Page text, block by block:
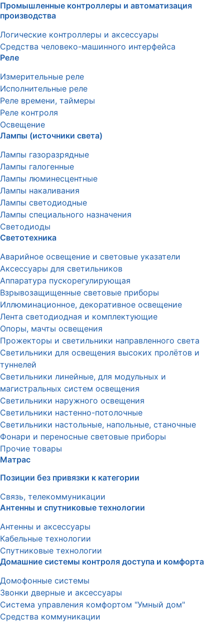
Промышленные контроллеры и автоматизация
производства
Логические контроллеры и аксессуары
Средства человеко-машинного интерфейса
Реле
Измерительные реле
Исполнительные реле
Реле времени, таймеры
Реле контроля
Освещение
Лампы (источники света)
Лампы газоразрядные
Лампы галогенные
Лампы люминесцентные
Лампы накаливания
Лампы светодиодные
Лампы специального назначения
Светодиоды
Светотехника
Аварийное освещение и световые указатели
Аксессуары для светильников
Аппаратура пускорегулирующая
Взрывозащищенные световые приборы
Иллюминационное, декоративное освещение
Лента светодиодная и комплектующие
Опоры, мачты освещения
Прожекторы и светильники направленного света
Светильники для освещения высоких пролётов и
туннелей
Светильники линейные, для модульных и
магистральных систем освещения
Светильники наружного освещения
Светильники настенно-потолочные
Светильники настольные, напольные, станочные
Фонари и переносные световые приборы
Прочие товары
Матрас
Позиции без привязки к категории
Связь, телекоммуникации
Антенны и спутниковые технологии
Антенны и аксессуары
Кабельные технологии
Спутниковые технологии
Домашние системы контроля доступа и комфорта
Домофонные системы
Звонки дверные и аксессуары
Система управления комфортом "Умный дом"
Средства коммуникации